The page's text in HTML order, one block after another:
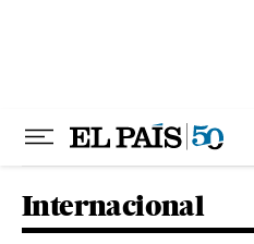
Internacional